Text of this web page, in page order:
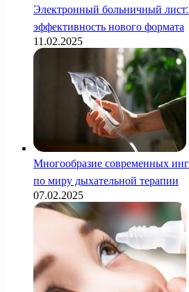
Электронный больничный лист:
эффективность нового формата
11.02.2025
Многообразие современных
по миру дыхательной терапии
07.02.2025